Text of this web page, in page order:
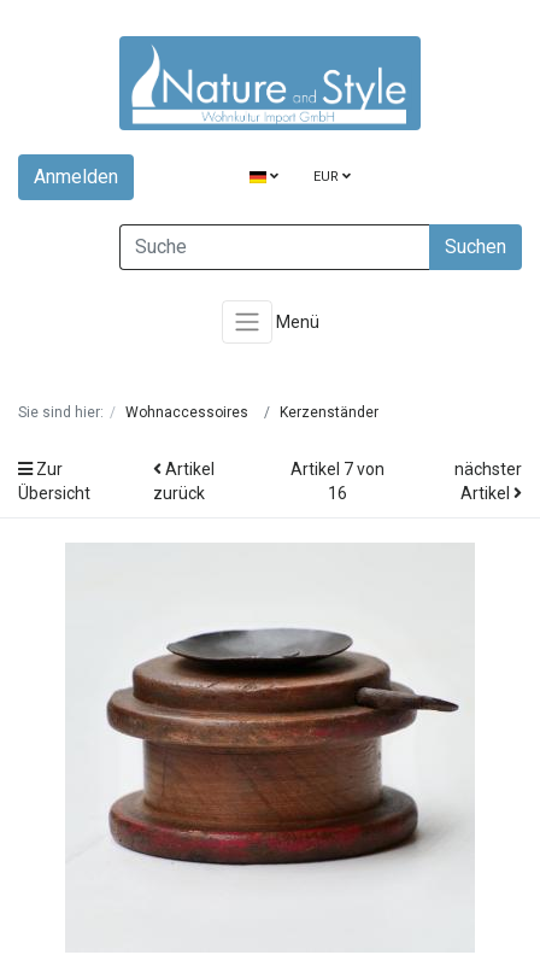
Anmelden EUR
Suchen
Menü
Sie sind hier: Wohnaccessoires Kerzenständer
Zur
Übersicht
Artikel
zurück
Artikel 7 von
16
nächster
Artikel